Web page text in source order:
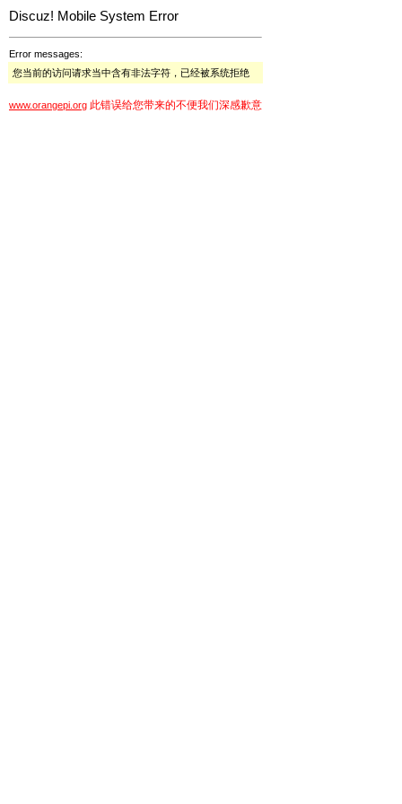
Discuz! Mobile System Error
Error messages:
您当前的访问请求当中含有非法字符，已经被系统拒绝
www.orangepi.org 此错误给您带来的不便我们深感歉意